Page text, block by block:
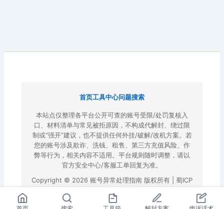
首页工具中心问题搜索
本站点仅整理各平台公开可查的账号受限/处罚复核入
口、材料清单与常见被拒原因，不构成代解封、绕过限
制或“强开”建议，也不提供任何外挂/破解/改机方案。若
您的账号涉及欺诈、洗钱、租售、第三方充值风险、作
弊等行为，相关内容不适用。平台规则随时调整，请以
官方安全中心/客服工单回复为准。
Copyright © 2026 账号异常处理指南 版权所有 | 蜀ICP